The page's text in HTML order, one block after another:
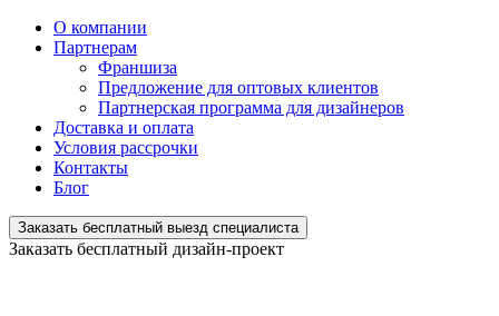
О компании
Партнерам
Франшиза
Предложение для оптовых клиентов
Партнерская программа для дизайнеров
Доставка и оплата
Условия рассрочки
Контакты
Блог
Заказать бесплатный выезд специалиста
Заказать бесплатный дизайн-проект